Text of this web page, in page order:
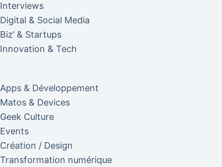
Interviews
Digital & Social Media
Biz’ & Startups
Innovation & Tech
Apps & Développement
Matos & Devices
Geek Culture
Events
Création / Design
Transformation numérique